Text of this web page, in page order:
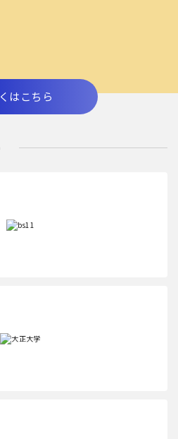
はこちら